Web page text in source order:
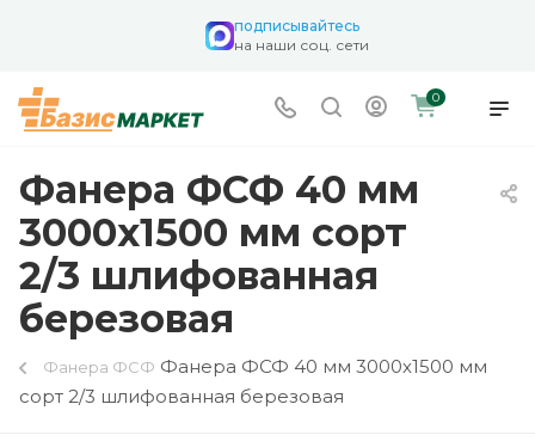
подписывайтесь
на наши соц. сети
0
Фанера ФСФ 40 мм
3000х1500 мм сорт
2/3 шлифованная
березовая
Фанера ФСФ Фанера ФСФ 40 мм 3000х1500 мм
сорт 2/3 шлифованная березовая